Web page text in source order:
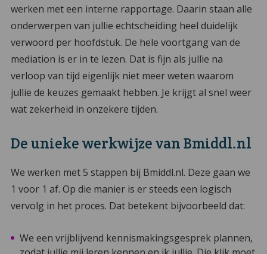
werken met een interne rapportage. Daarin staan alle
onderwerpen van jullie echtscheiding heel duidelijk
verwoord per hoofdstuk. De hele voortgang van de
mediation is er in te lezen. Dat is fijn als jullie na
verloop van tijd eigenlijk niet meer weten waarom
jullie de keuzes gemaakt hebben. Je krijgt al snel weer
wat zekerheid in onzekere tijden.
De unieke werkwijze van Bmiddl.nl
We werken met 5 stappen bij Bmiddl.nl. Deze gaan we
1 voor 1 af. Op die manier is er steeds een logisch
vervolg in het proces. Dat betekent bijvoorbeeld dat:
We een vrijblijvend kennismakingsgesprek plannen,